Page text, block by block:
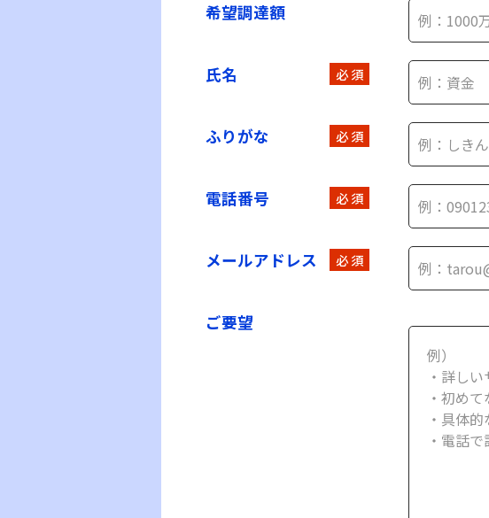
希望調達額
氏名 必 須
ふりがな 必 須
電話番号 必 須
メールアドレス 必 須
ご要望